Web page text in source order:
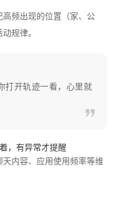
高频出现的位置（家、公
规律。
打开轨迹一看，心里就
，有异常才提醒
天内容、应用使用频率等维